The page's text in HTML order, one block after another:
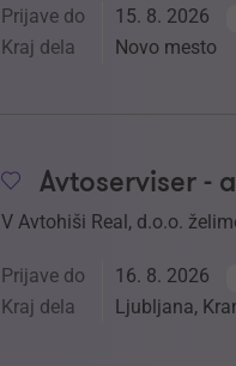
Prijave do 15. 8. 2026
Kraj dela Novo mesto
Avtoserviser -
V Avtohiši Real, d.o.o.
Prijave do 16. 8. 2026
Kraj dela Ljubljana,